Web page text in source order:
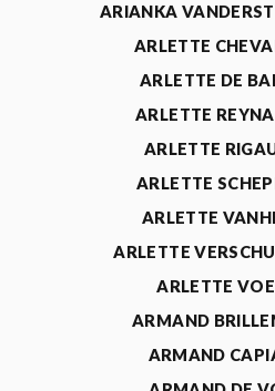
ARIANKA
ARLETTE
ARLETTE DE
ARLETTE
ARLETTE
ARLETTE
ARLETTE
ARLETTE
ARLETTE
ARMAND
ARMAND